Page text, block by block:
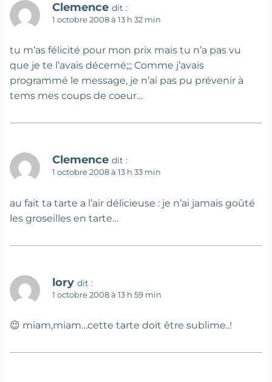
Clemence dit :
1 octobre 2008 à 13 h 32 min
tu m’as félicité pour mon prix mais tu n’a pas vu
que je te l’avais décerné;;; Comme j’avais
programmé le message, je n’ai pas pu prévenir à
tems mes coups de coeur…
Clemence dit :
1 octobre 2008 à 13 h 33 min
au fait ta tarte a l’air délicieuse : je n’ai jamais goûté
les groseilles en tarte…
lory dit :
1 octobre 2008 à 13 h 59 min
😉 miam,miam…cette tarte doit être sublime..!